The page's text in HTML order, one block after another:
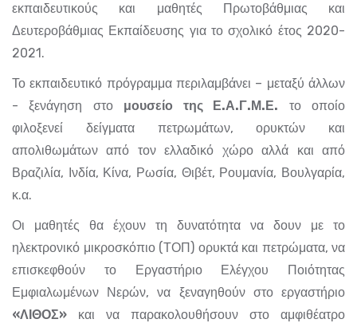
εκπαιδευτικούς και μαθητές Πρωτοβάθμιας και
Δευτεροβάθμιας Εκπαίδευσης για το σχολικό έτος 2020-
2021.
Το εκπαιδευτικό πρόγραμμα περιλαμβάνει – μεταξύ άλλων
- ξενάγηση στο μουσείο της Ε.Α.Γ.Μ.Ε. το οποίο
φιλοξενεί δείγματα πετρωμάτων, ορυκτών και
απολιθωμάτων από τον ελλαδικό χώρο αλλά και από
Βραζιλία, Ινδία, Κίνα, Ρωσία, Θιβέτ, Ρουμανία, Βουλγαρία,
κ.α.
Οι μαθητές θα έχουν τη δυνατότητα να δουν με το
ηλεκτρονικό μικροσκόπιο (ΤΟΠ) ορυκτά και πετρώματα, να
επισκεφθούν το Εργαστήριο Ελέγχου Ποιότητας
Εμφιαλωμένων Νερών, να ξεναγηθούν στο εργαστήριο
«ΛΙΘΟΣ» και να παρακολουθήσουν στο αμφιθέατρο